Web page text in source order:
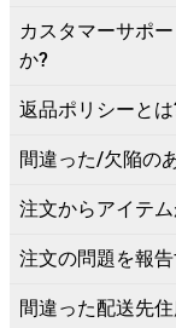
カスタマーサポ
か?
返品ポリシーと
間違った/欠陥の
注文からアイテ
注文の問題を報
間違った配送先